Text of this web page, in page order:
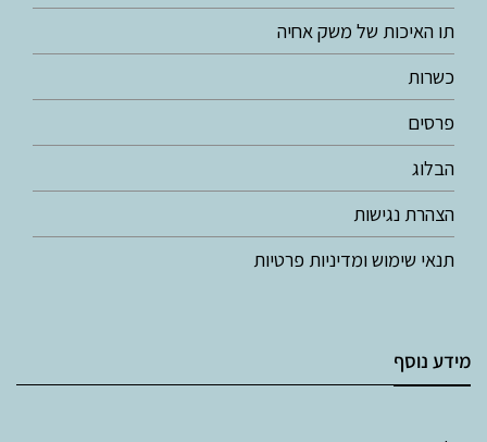
תו האיכות של משק אחיה
כשרות
פרסים
הבלוג
הצהרת נגישות
תנאי שימוש ומדיניות פרטיות
מידע נוסף